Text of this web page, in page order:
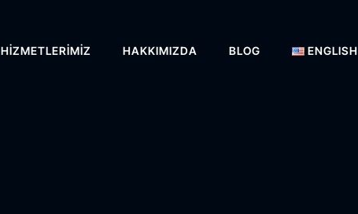
HIZMETLERIMIZ HAKKIMIZDA BLOG ENGLISH